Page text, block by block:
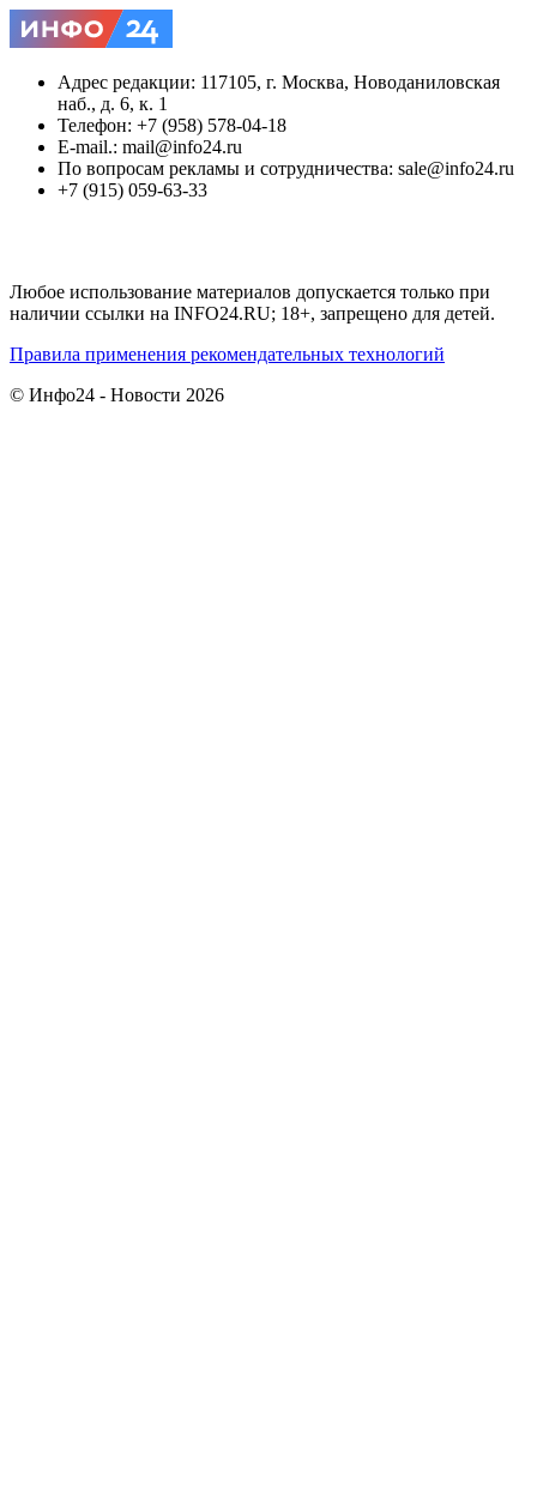
Адрес редакции: 117105, г. Москва, Новоданиловская
наб., д. 6, к. 1
Телефон: +7 (958) 578-04-18
E-mail.: mail@info24.ru
По вопросам рекламы и сотрудничества: sale@info24.ru
+7 (915) 059-63-33
Любое использование материалов допускается только при
наличии ссылки на INFO24.RU; 18+, запрещено для детей.
Правила применения рекомендательных технологий
© Инфо24 - Новости 2026